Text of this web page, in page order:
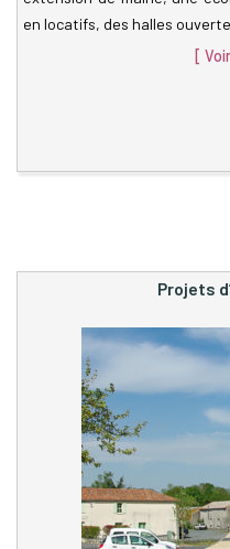
en locatifs, des halles
[
Projets